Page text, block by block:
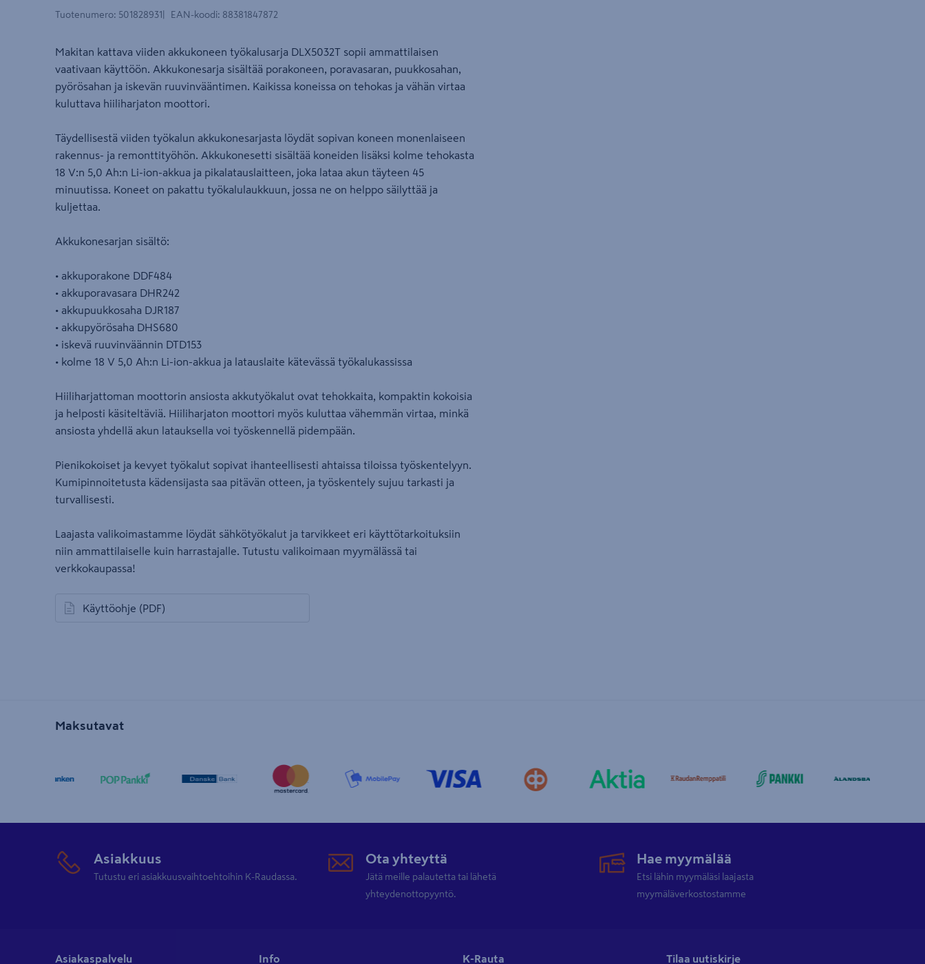
Tuotenumero: 501828931 EAN-koodi: 88381847872
Makitan kattava viiden akkukoneen työkalusarja DLX5032T sopii ammattilaisen
vaativaan käyttöön. Akkukonesarja sisältää porakoneen, poravasaran, puukkosahan,
pyörösahan ja iskevän ruuvinvääntimen. Kaikissa koneissa on tehokas ja vähän virtaa
kuluttava hiiliharjaton moottori.
Täydellisestä viiden työkalun akkukonesarjasta löydät sopivan koneen monenlaiseen
rakennus- ja remonttityöhön. Akkukonesetti sisältää koneiden lisäksi kolme tehokasta
18 V:n 5,0 Ah:n Li-ion-akkua ja pikalatauslaitteen, joka lataa akun täyteen 45
minuutissa. Koneet on pakattu työkalulaukkuun, jossa ne on helppo säilyttää ja
kuljettaa.
Akkukonesarjan sisältö:
• akkuporakone DDF484
• akkuporavasara DHR242
• akkupuukkosaha DJR187
• akkupyörösaha DHS680
• iskevä ruuvinväännin DTD153
• kolme 18 V 5,0 Ah:n Li-ion-akkua ja latauslaite kätevässä työkalukassissa
Hiiliharjattoman moottorin ansiosta akkutyökalut ovat tehokkaita, kompaktin kokoisia
ja helposti käsiteltäviä. Hiiliharjaton moottori myös kuluttaa vähemmän virtaa, minkä
ansiosta yhdellä akun latauksella voi työskennellä pidempään.
Pienikokoiset ja kevyet työkalut sopivat ihanteellisesti ahtaissa tiloissa työskentelyyn.
Kumipinnoitetusta kädensijasta saa pitävän otteen, ja työskentely sujuu tarkasti ja
turvallisesti.
Laajasta valikoimastamme löydät sähkötyökalut ja tarvikkeet eri käyttötarkoituksiin
niin ammattilaiselle kuin harrastajalle. Tutustu valikoimaan myymälässä tai
verkkokaupassa!
Käyttöohje (PDF)
avautuu uuteen välilehteen
Maksutavat
Asiakkuus
Tutustu eri asiakkuusvaihtoehtoihin K-Raudassa.
Ota yhteyttä
Jätä meille palautetta tai lähetä
yhteydenottopyyntö.
Hae myymälää
Etsi lähin myymäläsi laajasta
myymäläverkostostamme
Asiakaspalvelu Info K-Rauta Tilaa uutiskirje